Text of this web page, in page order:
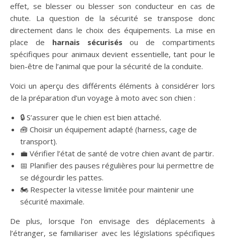
effet, se blesser ou blesser son conducteur en cas de
chute. La question de la sécurité se transpose donc
directement dans le choix des équipements. La mise en
place de harnais sécurisés ou de compartiments
spécifiques pour animaux devient essentielle, tant pour le
bien-être de l’animal que pour la sécurité de la conduite.
Voici un aperçu des différents éléments à considérer lors
de la préparation d’un voyage à moto avec son chien :
🔒 S’assurer que le chien est bien attaché.
🧰 Choisir un équipement adapté (harness, cage de
transport).
💼 Vérifier l’état de santé de votre chien avant de partir.
📅 Planifier des pauses régulières pour lui permettre de
se dégourdir les pattes.
🏍️ Respecter la vitesse limitée pour maintenir une
sécurité maximale.
De plus, lorsque l’on envisage des déplacements à
l’étranger, se familiariser avec les législations spécifiques